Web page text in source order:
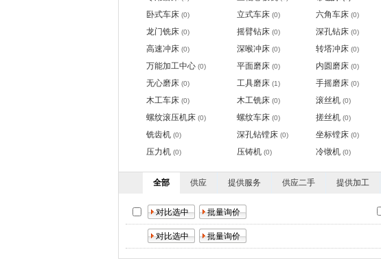
卧式车床 (0) 立式车床 (0) 六角车床 (0)
龙门铣床 (0) 摇臂钻床 (0) 深孔钻床 (0)
高速冲床 (0) 深喉冲床 (0) 转塔冲床 (0)
万能加工中心 (0) 平面磨床 (0) 内圆磨床 (0)
无心磨床 (0) 工具磨床 (1) 手摇磨床 (0)
木工车床 (0) 木工铣床 (0) 滚丝机 (0)
螺纹滚压机床 (0) 螺纹车床 (0) 搓丝机 (0)
铣齿机 (0) 深孔钻镗床 (0) 坐标镗床 (0)
压力机 (0) 压铸机 (0) 冷镦机 (0)
全部 供应 提供服务 供应二手 提供加工